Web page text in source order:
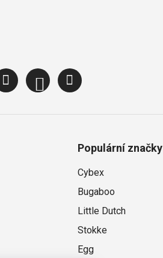
Populární značky
Cybex
Bugaboo
Little Dutch
Stokke
Egg